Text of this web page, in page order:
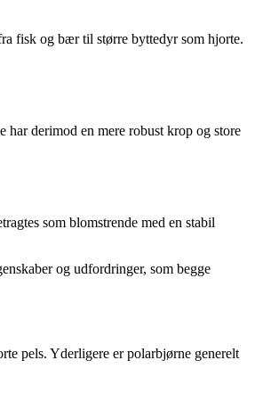
fisk og bær til større byttedyr som hjorte.
derimod en mere robust krop og store
som blomstrende med en stabil
og udfordringer, som begge
pels. Yderligere er polarbjørne generelt